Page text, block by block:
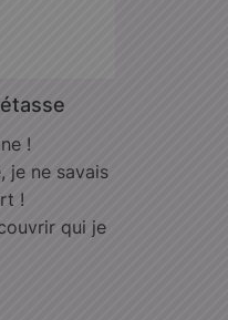
!
je ne savais
!
qui je